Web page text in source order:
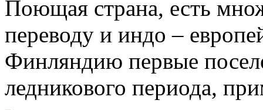
Поющая страна, есть
переводу и индо –
Финляндию первые
ледникового периода,